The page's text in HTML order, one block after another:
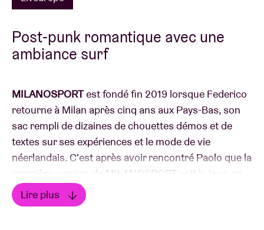
Post-punk romantique avec une
ambiance surf
MILANOSPORTest fondé fin 2019 lorsque Federico
retourne à Milan après cinq ans aux Pays-Bas, son
sac rempli de dizaines de chouettes démos et de
textes sur ses expériences et le mode de vie
néerlandais. C'est après avoir rencontré Paolo que la
première version de MILANOSPORT voit le jour, en
naviguant entre le post-punk et le surf rock, avec
pour objectif de jouer les chansons de chacun. Plus
Lire plus